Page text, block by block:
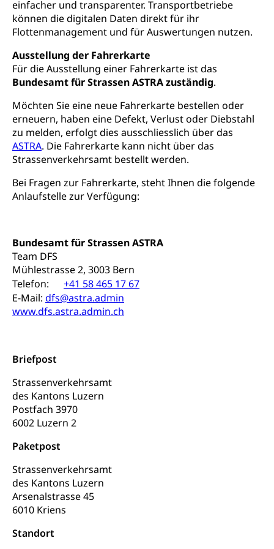
einfacher und transparenter. Transportbetriebe
können die digitalen Daten direkt für ihr
Flottenmanagement und für Auswertungen nutzen.
Ausstellung der Fahrerkarte
Für die Ausstellung einer Fahrerkarte ist das
Bundesamt für Strassen ASTRA zuständig.
Möchten Sie eine neue Fahrerkarte bestellen oder
erneuern, haben eine Defekt, Verlust oder Diebstahl
zu melden, erfolgt dies ausschliesslich über das
ASTRA. Die Fahrerkarte kann nicht über das
Strassenverkehrsamt bestellt werden.
Bei Fragen zur Fahrerkarte, steht Ihnen die folgende
Anlaufstelle zur Verfügung:
Bundesamt für Strassen ASTRA
Team DFS
Mühlestrasse 2, 3003 Bern
Telefon:
+41 58 465 17 67
E-Mail: dfs@astra.admin
www.dfs.astra.admin.ch
Briefpost
Strassenverkehrsamt
des Kantons Luzern
Postfach 3970
6002 Luzern 2
Paketpost
Strassenverkehrsamt
des Kantons Luzern
Arsenalstrasse 45
6010 Kriens
Standort
Sonderschulung
Musikschulen
Früherziehung
Schuldienste
Betreuungsangebote
Schulliste
Heilpädagogische Schulen
Finanzielle Unterstützung Pädagogische
Hochschule PHLU
Stipendien Hochschule Luzern hslu
Weiterbildung, Forschung, Entwicklung,
Dienstleistungen, Hochschule Luzern,
Fachhochschule Zentralschweiz, HSLU,
Pädagogische Hochschule Luzern, PH Luzern, UniLU,
swissuniversities (Dachorganisation der Schweizer
Hochschulen)
swissuniversities
Universität Luzern
Fachstelle Hochschulbildung
Kindergarten, Kinderkrippe, Krippe, Kinderhort,
Kindertagesstätte, Spielgruppe, Tagesmutter,
Freiwilliges Kindergarten Jahr
Kinderbetreuung
Freiwilliges Kindergarten Jahr
Frühe Sprachförderung
Frühe Förderung
Gesundheit und Soziales
Konsumentenrechte, Produktsicherheit,
Preisüberwachung, Preisüberwacher,
Konsumentenorganisation, parallele Einfuhr,
regionale Erschöpfung, nationale Erschöpfung,
internationale Erschöpfung, Preisabsprache, Kartell,
Cassis-deDijon-Prinzip
Krankheit, Unfall, Prämienverbilligung,
Krankenkasse
Krankenversicherung (WAS Luzern)
Prämienverbilligung (WAS Luzern)
Kranken- und Unfallversicherung
Lebensmittelsicherheit
sichere Lebensmittel, Lebensmittelkontrolle,
Lebensmittelhygiene, Produktesicherheit
Lebensmittel
Prävention
Gesundheitsvorsorge, Wellness, Unfallverhütung,
Suchtprävention, Alkoholprävention,
Tabakprävention, Primärprävention,
Sekundärprävention, Tertiärprävention
Soziale Sicherheit